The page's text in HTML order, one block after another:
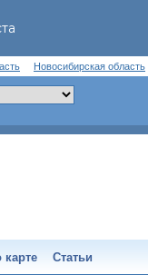
Новосибирская область
карте Статьи